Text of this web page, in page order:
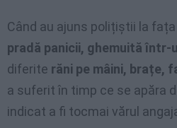
Când au ajuns polițiștii la
pradă panicii, ghemuită
diferite răni pe mâini, brațe,
a suferit în timp ce se apăra
indicat a fi tocmai vărul